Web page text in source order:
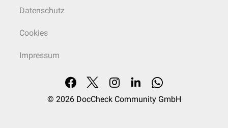
Datenschutz
Cookies
Impressum
© 2026 DocCheck Community GmbH